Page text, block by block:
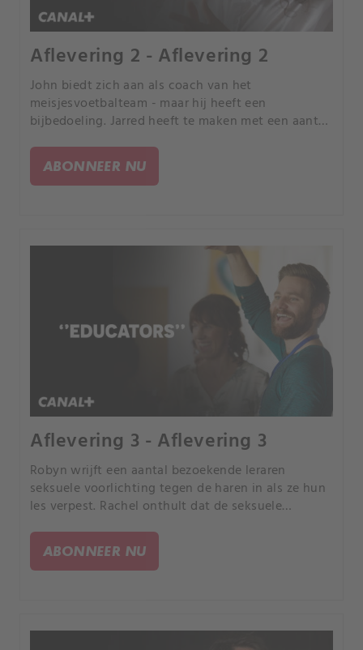
Aflevering 2 - Aflevering 2
John biedt zich aan als coach van het
meisjesvoetbalteam - maar hij heeft een
bijbedoeling. Jarred heeft te maken met een aantal
ABONNEER NU
Aflevering 3 - Aflevering 3
Robyn wrijft een aantal bezoekende leraren
seksuele voorlichting tegen de haren in als ze hun
les verpest. Rachel onthult dat de seksuele
geleerd.
ABONNEER NU